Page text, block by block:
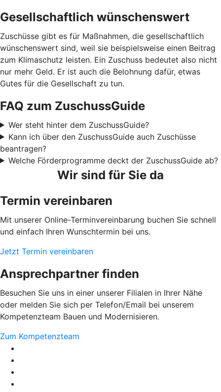
Gesellschaftlich wünschenswert
Zuschüsse gibt es für Maßnahmen, die gesellschaftlich
wünschenswert sind, weil sie beispielsweise einen Beitrag
zum Klimaschutz leisten. Ein Zuschuss bedeutet also nicht
nur mehr Geld. Er ist auch die Belohnung dafür, etwas
Gutes für die Gesellschaft zu tun.
FAQ zum ZuschussGuide
Wer steht hinter dem ZuschussGuide?
Kann ich über den ZuschussGuide auch Zuschüsse
beantragen?
Welche Förderprogramme deckt der ZuschussGuide ab?
Wir sind für Sie da
Termin vereinbaren
Mit unserer Online-Terminvereinbarung buchen Sie schnell
und einfach Ihren Wunschtermin bei uns.
Jetzt Termin vereinbaren
Ansprechpartner finden
Besuchen Sie uns in einer unserer Filialen in Ihrer Nähe
oder melden Sie sich per Telefon/Email bei unserem
Kompetenzteam Bauen und Modernisieren.
Zum Kompetenzteam